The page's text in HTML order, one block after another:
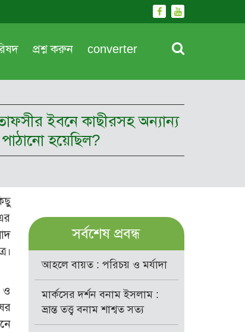
প্রশ্ন করুন converter
ইবনে কাছীরসহ অন্যান্য
হয়েছিল?
ও
সর্বশেষ প্রবন্ধ
আহলে বায়ত : পরিচয় ও মর্যাদা
মার্কসের দর্শন বনাম ইসলাম :
ভ্রান্ত তত্ত্ব বনাম শাশ্বত সত্য